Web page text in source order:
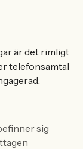
är det rimligt
telefonsamtal
sig